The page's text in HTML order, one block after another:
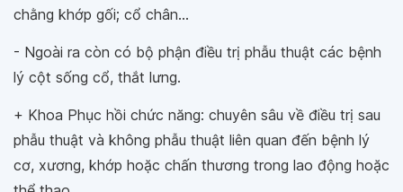
chằng khớp gối; cổ chân...
- Ngoài ra còn có bộ phận điều trị phẫu thuật các bệnh
lý cột sống cổ, thắt lưng.
+ Khoa Phục hồi chức năng: chuyên sâu về điều trị sau
phẫu thuật và không phẫu thuật liên quan đến bệnh lý
cơ, xương, khớp hoặc chấn thương trong lao động hoặc